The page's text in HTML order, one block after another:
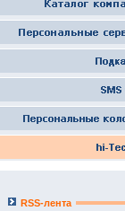
RSS-лента